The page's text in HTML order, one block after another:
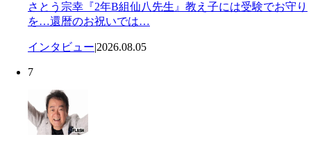
さとう宗幸『2年B組仙八先生』教え子には受験でお守り
を…還暦のお祝いでは…
インタビュー|2026.08.05
7